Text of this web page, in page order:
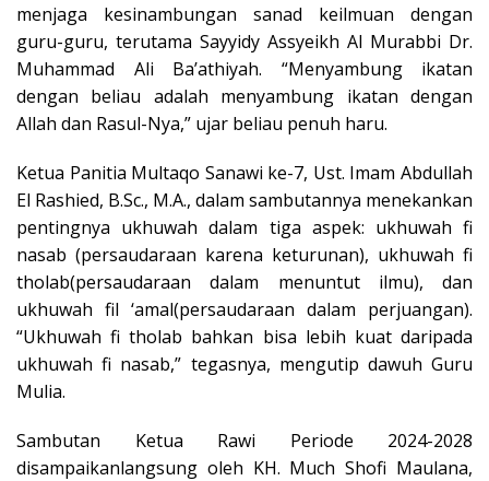
menjaga kesinambungan sanad keilmuan dengan
guru-guru, terutama Sayyidy Assyeikh Al Murabbi Dr.
Muhammad Ali Ba’athiyah. “Menyambung ikatan
dengan beliau adalah menyambung ikatan dengan
Allah dan Rasul-Nya,” ujar beliau penuh haru.
Ketua Panitia Multaqo Sanawi ke-7, Ust. Imam Abdullah
El Rashied, B.Sc., M.A., dalam sambutannya menekankan
pentingnya ukhuwah dalam tiga aspek: ukhuwah fi
nasab (persaudaraan karena keturunan), ukhuwah fi
tholab(persaudaraan dalam menuntut ilmu), dan
ukhuwah fil ‘amal(persaudaraan dalam perjuangan).
“Ukhuwah fi tholab bahkan bisa lebih kuat daripada
ukhuwah fi nasab,” tegasnya, mengutip dawuh Guru
Mulia.
Sambutan Ketua Rawi Periode 2024-2028
disampaikanlangsung oleh KH. Much Shofi Maulana,